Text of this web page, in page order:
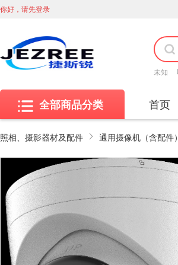
你好，请先登录
未知
全部商品分类 首页
照相、摄影器材及配件 通用摄像机（含配件）